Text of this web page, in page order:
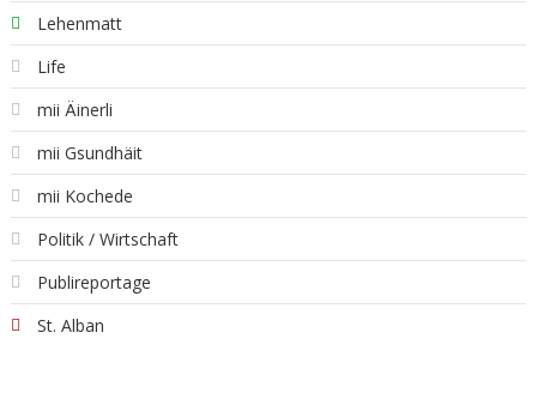
Lehenmatt
Life
mii Äinerli
mii Gsundhäit
mii Kochede
Politik / Wirtschaft
Publireportage
St. Alban